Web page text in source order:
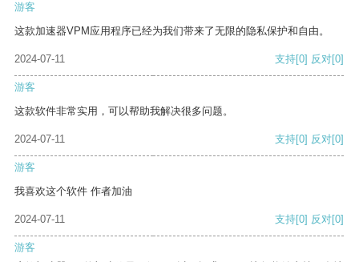
游客
这款加速器VPM应用程序已经为我们带来了无限的隐私保护和自由。
2024-07-11 支持[0] 反对[0]
游客
这款软件非常实用，可以帮助我解决很多问题。
2024-07-11 支持[0] 反对[0]
游客
我喜欢这个软件 作者加油
2024-07-11 支持[0] 反对[0]
游客